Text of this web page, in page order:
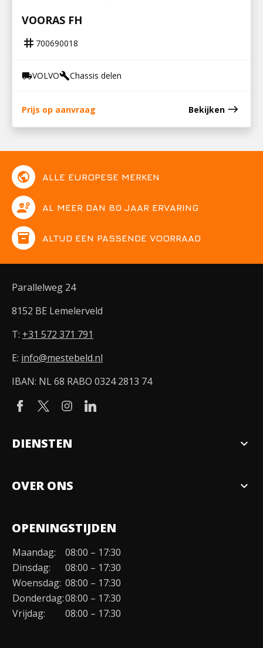
STEUN V STABILISATOR EN LUCHTBALG
VOORAS FH
tag 700690018
local_shippingVOLVObuildChassis delen
Prijs op aanvraag Bekijken east
public ALLE EUROPESE MERKEN
engineering AL MEER DAN 80 JAAR ERVARING
inventory ALTIJD EEN PASSENDE VOORRAAD
Parallelweg 24
8152 BE Lemelerveld
T: +31 572 371 791
E: info@mestebeld.nl
IBAN: NL 68 RABO 0324 2813 74
DIENSTEN expand_more
OVER ONS expand_more
Organisatie
Duurzaamheid
Werken bij
Contact
OPENINGSTIJDEN
Maandag:
08:00 – 17:30
Dinsdag:
08:00 – 17:30
Woensdag: 08:00 – 17:30
Donderdag:08:00 – 17:30
Vrijdag:
08:00 – 17:30